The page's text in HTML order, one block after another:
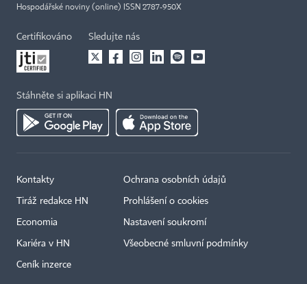
Hospodářské noviny (online) ISSN 2787-950X
Certifikováno Sledujte nás
Stáhněte si aplikaci HN
Kontakty
Tiráž redakce HN
Economia
Kariéra v HN
Ceník inzerce
Ochrana osobních údajů
Prohlášení o cookies
Nastavení soukromí
Všeobecné smluvní podmínky